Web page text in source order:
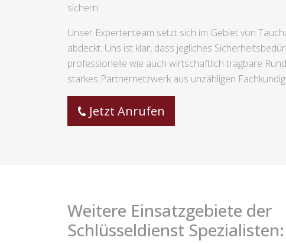
sichern.
Unser Expertenteam setzt sich im Gebiet von
abdeckt. Uns ist klar, dass jegliches
professionelle wie auch wirtschaftlich tragbare
starkes Partnernetzwerk aus unzähligen
Jetzt Anrufen
Weitere Einsatzgebiete der
Schlüsseldienst Spezialisten: